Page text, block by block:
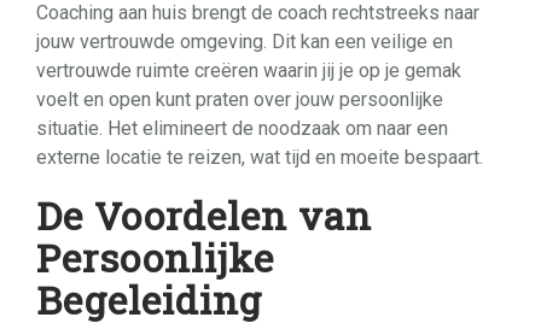
Coaching aan huis brengt de coach rechtstreeks naar
jouw vertrouwde omgeving. Dit kan een veilige en
vertrouwde ruimte creëren waarin jij je op je gemak
voelt en open kunt praten over jouw persoonlijke
situatie. Het elimineert de noodzaak om naar een
externe locatie te reizen, wat tijd en moeite bespaart.
De Voordelen van
Persoonlijke
Begeleiding